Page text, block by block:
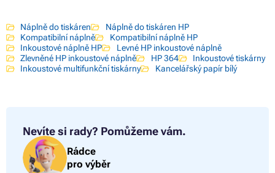
Náplně do tiskáren
Náplně do tiskáren HP
Kompatibilní náplně
Kompatibilní náplně HP
Inkoustové náplně HP
Levné HP inkoustové náplně
Zlevněné HP inkoustové náplně
HP 364
Inkoustové tiskárny
Inkoustové multifunkční tiskárny
Kancelářský papír bílý
Nevíte si rady? Pomůžeme vám.
Rádce
pro výběr